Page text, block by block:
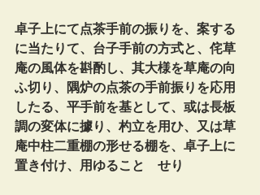
卓子上にて点茶手前の振りを、案する
に当たりて、台子手前の方式と、侘草
庵の風体を斟酌し、其大様を草庵の向
ふ切り、隅炉の点茶の手前振りを応用
したる、平手前を基として、或は長板
調の変体に據り、杓立を用ひ、又は草
庵中柱二重棚の形せる棚を、卓子上に
置き付け、用ゆることゝせり